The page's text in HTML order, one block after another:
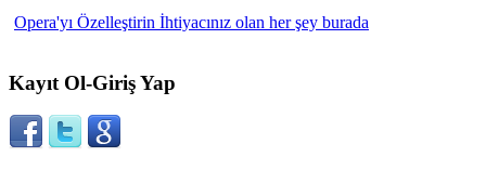
Opera'yı Özelleştirin İhtiyacınız olan her şey burada
Kayıt Ol-Giriş Yap